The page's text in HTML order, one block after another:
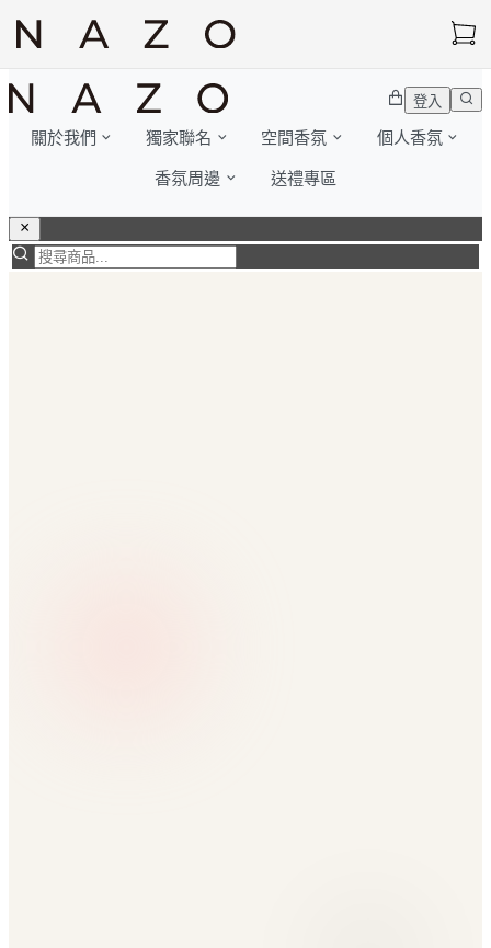
關於我們 獨家聯名 空間香氛 個人香氛
香氛周邊 送禮專區
登入